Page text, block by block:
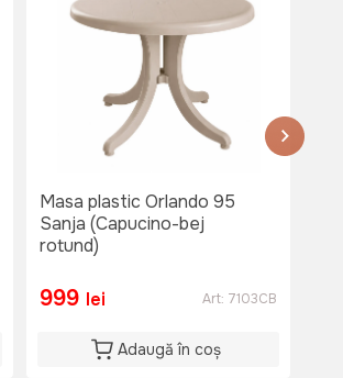
Masa plastic Orlando 95
Sanja (Capucino-bej
rotund)
999 lei Art: 7103CB
Adaugă în coș